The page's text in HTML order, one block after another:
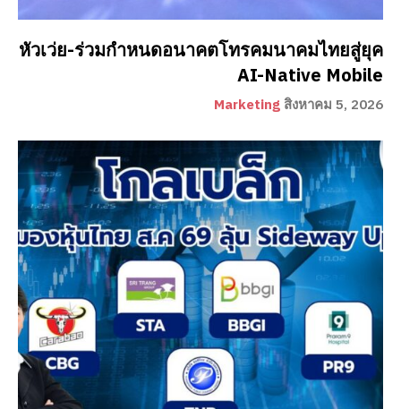
หัวเว่ย-ร่วมกำหนดอนาคตโทรคมนาคมไทยสู่ยุค
AI-Native Mobile
Marketing สิงหาคม 5, 2026